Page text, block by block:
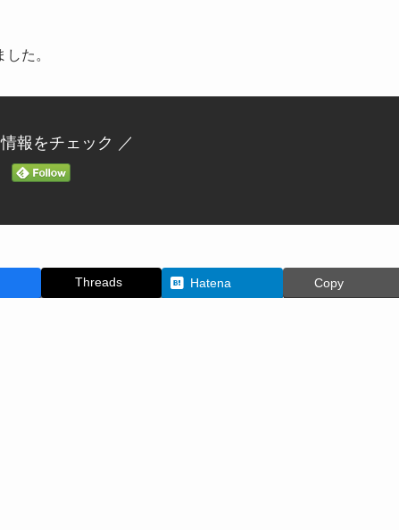
た。
報をチェック ／
Threads Hatena Copy